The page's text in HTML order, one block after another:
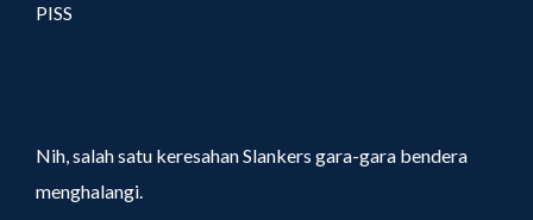
PISS
Nih, salah satu keresahan Slankers gara-gara bendera
menghalangi.